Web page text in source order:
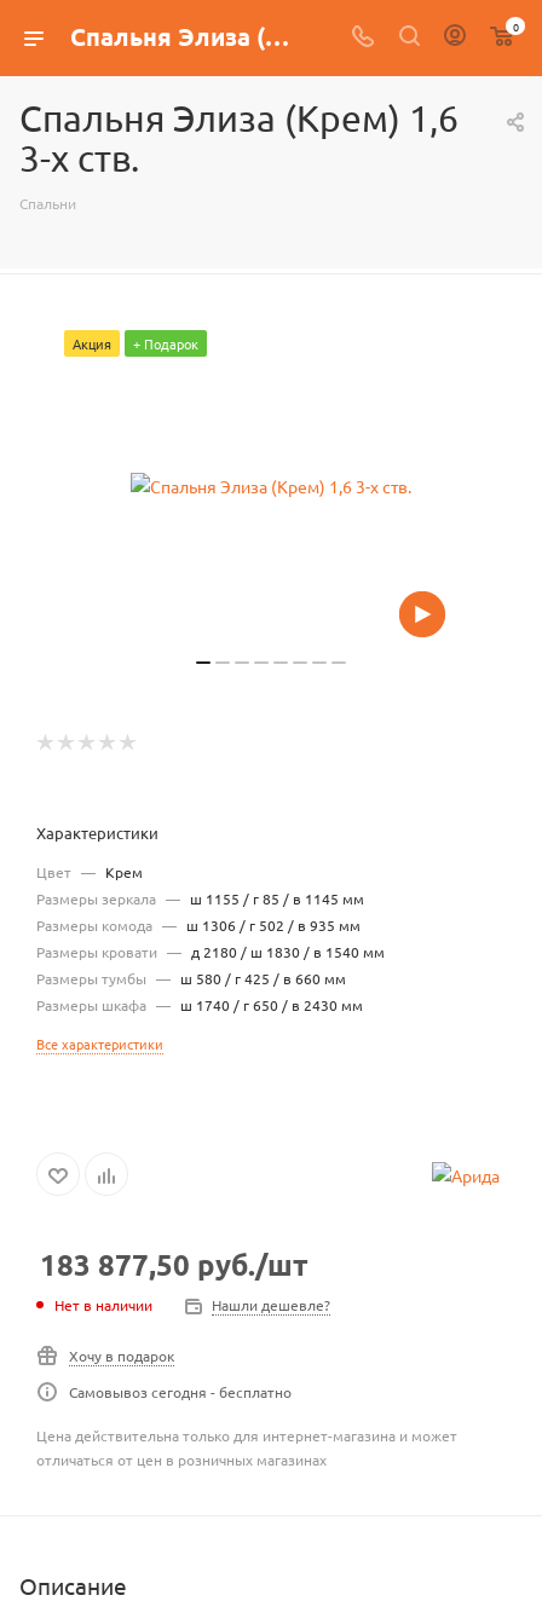
Спальня Элиза (Крем) 1,6 3-х ств. 0
Спальня Элиза (Крем) 1,6
3-х ств.
Спальни
Акция + Подарок
Характеристики
Цвет — Крем
Размеры зеркала — ш 1155 / г 85 / в 1145 мм
Размеры комода — ш 1306 / г 502 / в 935 мм
Размеры кровати — д 2180 / ш 1830 / в 1540 мм
Размеры тумбы — ш 580 / г 425 / в 660 мм
Размеры шкафа — ш 1740 / г 650 / в 2430 мм
Все характеристики
183 877,50 руб./шт
Нет в наличии Нашли дешевле?
Хочу в подарок
Самовывоз сегодня - бесплатно
Цена действительна только для интернет-магазина и может
отличаться от цен в розничных магазинах
Описание